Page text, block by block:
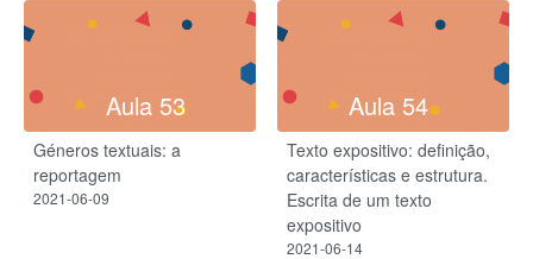
Aula 53
Géneros textuais: a
reportagem
2021-06-09
Aula 54
Texto expositivo: definição,
características e estrutura.
Escrita de um texto
expositivo
2021-06-14